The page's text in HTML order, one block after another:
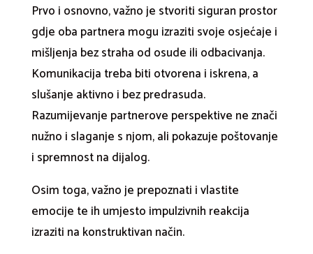
Prvo i osnovno, važno je stvoriti siguran prostor
gdje oba partnera mogu izraziti svoje osjećaje i
mišljenja bez straha od osude ili odbacivanja.
Komunikacija treba biti otvorena i iskrena, a
slušanje aktivno i bez predrasuda.
Razumijevanje partnerove perspektive ne znači
nužno i slaganje s njom, ali pokazuje poštovanje
i spremnost na dijalog.
Osim toga, važno je prepoznati i vlastite
emocije te ih umjesto impulzivnih reakcija
izraziti na konstruktivan način.